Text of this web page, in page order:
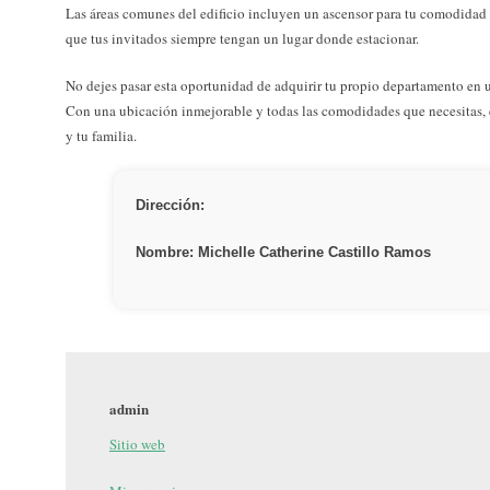
Las áreas comunes del edificio incluyen un ascensor para tu
que tus invitados siempre tengan un lugar donde estacionar.
No dejes pasar esta oportunidad de adquirir tu propio departamento en
Con una ubicación inmejorable y todas las comodidades que
y tu familia.
Dirección:
Nombre: Michelle Catherine Castillo Ramos
admin
Sitio web